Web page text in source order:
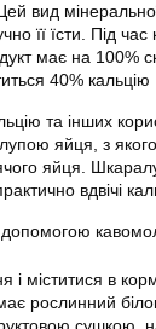
вид
її їсти. Під час
має на 100%
40% кальцію
та інших
яйця, з якого
яйця.
вдвічі
допомогою
і міститися в
рослинний